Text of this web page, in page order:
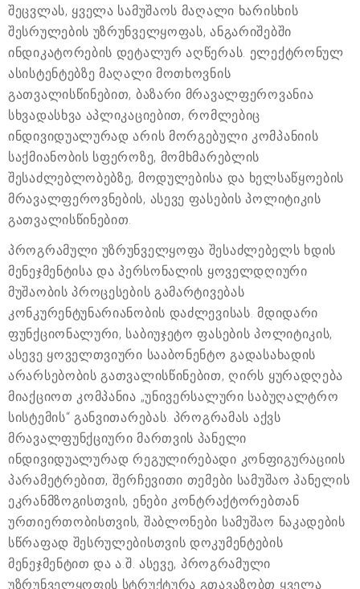
შეცვლას, ყველა სამუშაოს მაღალი ხარისხის
შესრულების უზრუნველყოფას, ანგარიშებში
ინდიკატორების დეტალურ აღწერას. ელექტრონულ
ასისტენტებზე მაღალი მოთხოვნის
გათვალისწინებით, ბაზარი მრავალფეროვანია
სხვადასხვა აპლიკაციებით, რომლებიც
ინდივიდუალურად არის მორგებული კომპანიის
საქმიანობის სფეროზე, მომხმარებლის
შესაძლებლობებზე, მოდულებისა და ხელსაწყოების
მრავალფეროვნების, ასევე ფასების პოლიტიკის
გათვალისწინებით.
პროგრამული უზრუნველყოფა შესაძლებელს ხდის
მენეჯმენტისა და პერსონალის ყოველდღიური
მუშაობის პროცესების გამარტივებას
კონკურენტუნარიანობის დაძლევისას. მდიდარი
ფუნქციონალური, საბიუჯეტო ფასების პოლიტიკის,
ასევე ყოველთვიური სააბონენტო გადასახადის
არარსებობის გათვალისწინებით, ღირს ყურადღება
მიაქციოთ კომპანია „უნივერსალური საბუღალტრო
სისტემის“ განვითარებას. პროგრამას აქვს
მრავალფუნქციური მართვის პანელი
ინდივიდუალურად რეგულირებადი კონფიგურაციის
პარამეტრებით, შერჩევითი თემები სამუშაო პანელის
ეკრანმზოგისთვის, ენები კონტრაქტორებთან
ურთიერთობისთვის, შაბლონები სამუშაო ნაკადების
სწრაფად შესრულებისთვის დოკუმენტების
მენეჯმენტით და ა.შ. ასევე, პროგრამული
უზრუნველყოფის სტრუქტურა გთავაზობთ ყველა